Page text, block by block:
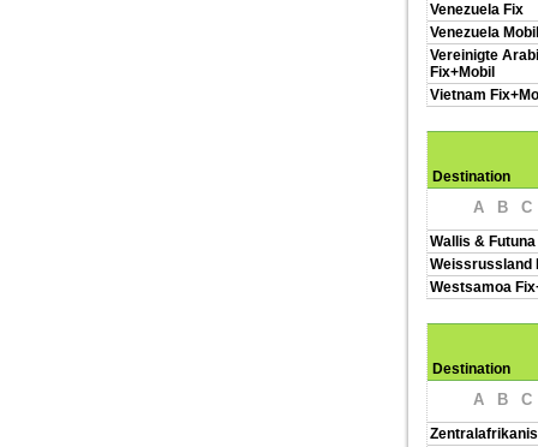
Venezuela Fix
Venezuela Mobil
Vereinigte
Fix+Mobil
Vietnam
Destination
A B C
Wallis &
Weissrussland
Westsamoa
Destination
A B C